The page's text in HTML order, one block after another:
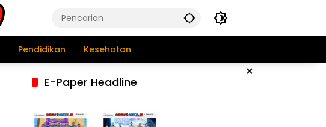
Pendidikan Kesehatan
×
E-Paper Headline